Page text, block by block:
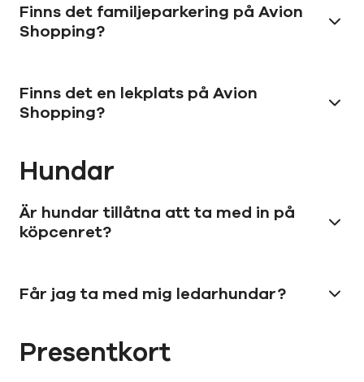
Finns det familjeparkering på Avion
Shopping?
Finns det en lekplats på Avion
Shopping?
Hundar
Är hundar tillåtna att ta med in på
köpcenret?
Får jag ta med mig ledarhundar?
Presentkort